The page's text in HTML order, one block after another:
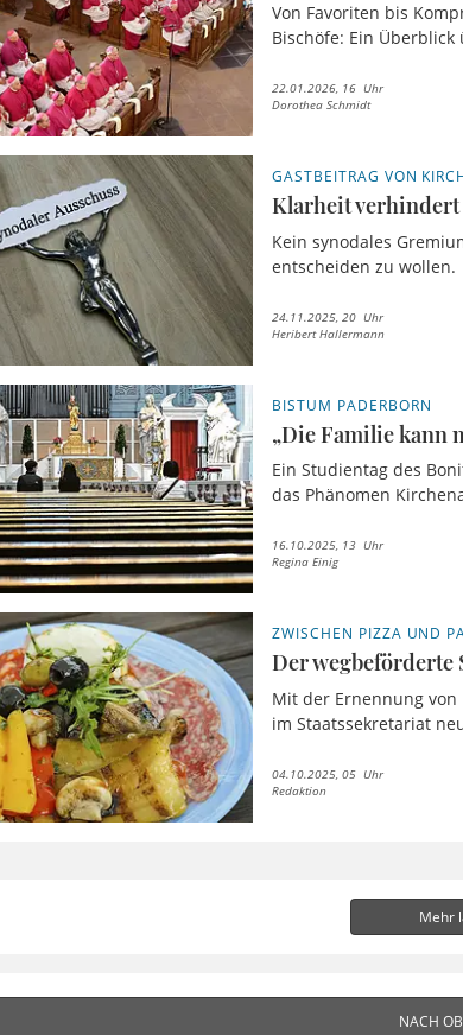
Von Favoriten bis
Bischöfe: Ein
22.01.2026, 16 Uhr
Dorothea Schmidt
GASTBEITRAG VON
Klarheit
Kein synodales
entscheiden zu wollen.
24.11.2025, 20 Uhr
Heribert Hallermann
BISTUM PADERBORN
„Die Familie kann
Ein Studientag des
das Phänomen
16.10.2025, 13 Uhr
Regina Einig
ZWISCHEN PIZZA UND
Der wegbeförderte
Mit der Ernennung von
im Staatssekretariat
04.10.2025, 05 Uhr
Redaktion
Mehr
NACH